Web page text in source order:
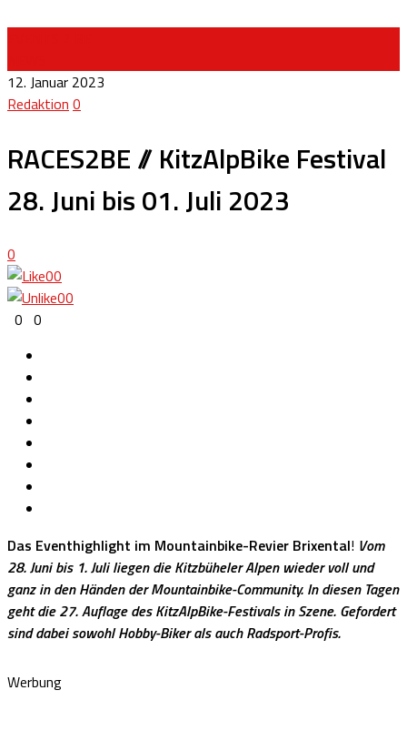
12. Januar 2023
Redaktion 0
RACES2BE // KitzAlpBike Festival
28. Juni bis 01. Juli 2023
0
00
00
0 0
Das Eventhighlight im Mountainbike-Revier Brixental! Vom
28. Juni bis 1. Juli liegen die Kitzbüheler Alpen wieder voll und
ganz in den Händen der Mountainbike-Community. In diesen Tagen
geht die 27. Auflage des KitzAlpBike-Festivals in Szene. Gefordert
sind dabei sowohl Hobby-Biker als auch Radsport-Profis.
Werbung